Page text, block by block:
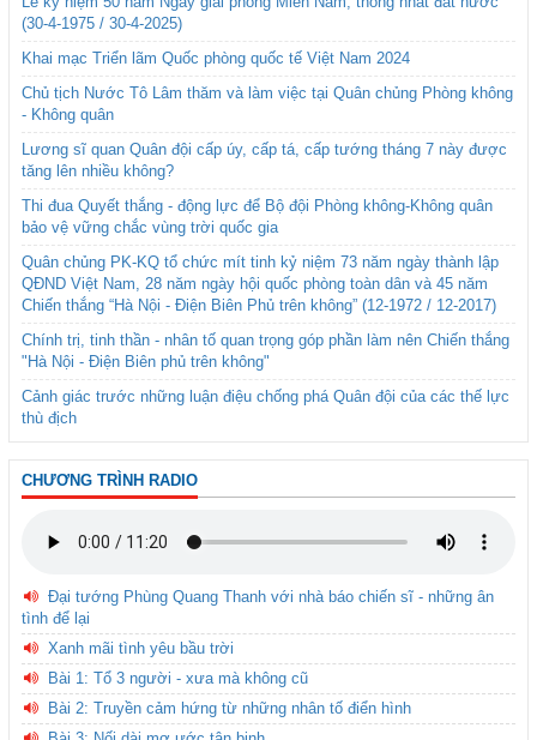
(30-4-1975 / 30-4-2025)
Khai mạc Triển lãm Quốc phòng quốc tế Việt Nam 2024
Chủ tịch Nước Tô Lâm thăm và làm việc tại Quân chủng Phòng không
- Không quân
Lương sĩ quan Quân đội cấp úy, cấp tá, cấp tướng tháng 7 này được
tăng lên nhiều không?
Thi đua Quyết thắng - động lực để Bộ đội Phòng không-Không quân
bảo vệ vững chắc vùng trời quốc gia
Quân chủng PK-KQ tổ chức mít tinh kỷ niệm 73 năm ngày thành lập
QĐND Việt Nam, 28 năm ngày hội quốc phòng toàn dân và 45 năm
Chiến thắng “Hà Nội - Điện Biên Phủ trên không” (12-1972 / 12-2017)
Chính trị, tinh thần - nhân tố quan trọng góp phần làm nên Chiến thắng
"Hà Nội - Điện Biên phủ trên không"
Cảnh giác trước những luận điệu chống phá Quân đội của các thế lực
thù địch
CHƯƠNG TRÌNH RADIO
Đại tướng Phùng Quang Thanh với nhà báo chiến sĩ - những ân
tình để lại
Xanh mãi tình yêu bầu trời
Bài 1: Tổ 3 người - xưa mà không cũ
Bài 2: Truyền cảm hứng từ những nhân tố điển hình